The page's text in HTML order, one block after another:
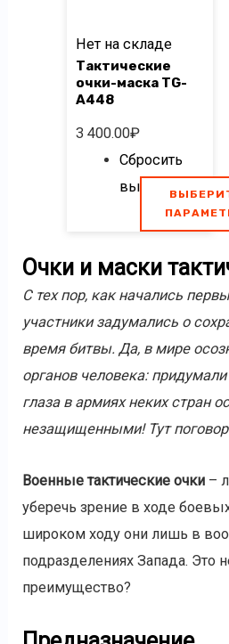
Нет на складе
Тактические
очки-маска TG-
A448
3 400.00₽
товара.
Сбросить
выбор
Очки и маски
С тех пор, как начались
участники задумались о
время битвы. Да, в мире
органов человека:
глаза в армиях неких стран
незащищенными! Тут
Военные тактические очки –
уберечь зрение в ходе
широком ходу они лишь в
подразделениях Запада. Это
преимущество?